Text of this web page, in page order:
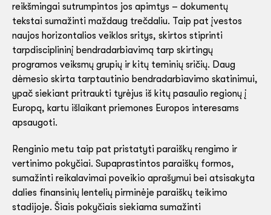
reikšmingai sutrumpintos jos apimtys – dokumentų
tekstai sumažinti maždaug trečdaliu. Taip pat įvestos
naujos horizontalios veiklos sritys, skirtos stiprinti
tarpdisciplininį bendradarbiavimą tarp skirtingų
programos veiksmų grupių ir kitų teminių sričių. Daug
dėmesio skirta tarptautinio bendradarbiavimo skatinimui,
ypač siekiant pritraukti tyrėjus iš kitų pasaulio regionų į
Europą, kartu išlaikant priemones Europos interesams
apsaugoti.
Renginio metu taip pat pristatyti paraiškų rengimo ir
vertinimo pokyčiai. Supaprastintos paraiškų formos,
sumažinti reikalavimai poveikio aprašymui bei atsisakyta
dalies finansinių lentelių pirminėje paraiškų teikimo
stadijoje. Šiais pokyčiais siekiama sumažinti